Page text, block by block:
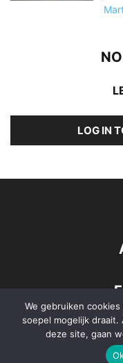
LOG IN
We gebruiken
soepel mogelijk
deze site, gaan